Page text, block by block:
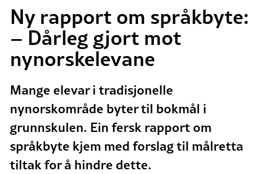
Ny rapport om språkbyte:
– Dårleg gjort mot
nynorskelevane
Mange elevar i tradisjonelle
nynorskområde byter til bokmål i
grunnskulen. Ein fersk rapport om
språkbyte kjem med forslag til målretta
tiltak for å hindre dette.